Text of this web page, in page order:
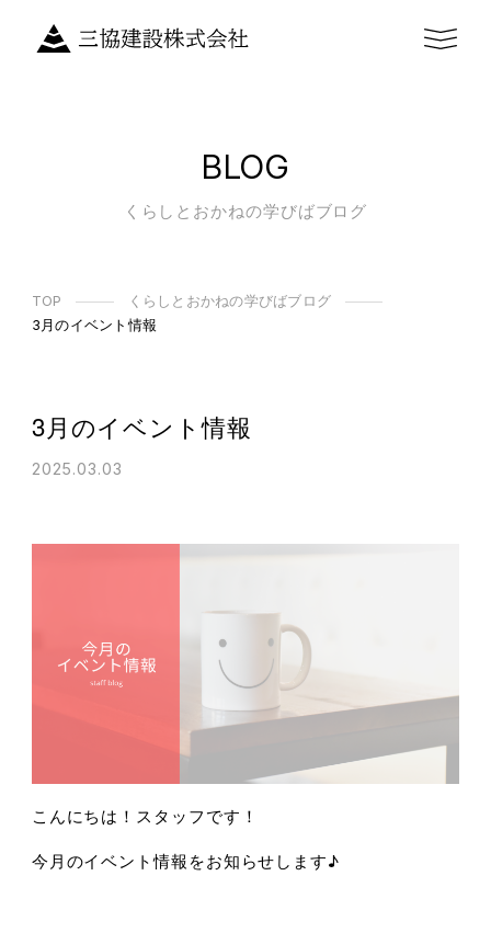
BLOG
くらしとおかねの学びばブログ
TOP
くらしとおかねの学びばブログ
3月のイベント情報
3月のイベント情報
2025.03.03
こんにちは！スタッフです！
今月のイベント情報をお知らせします♪